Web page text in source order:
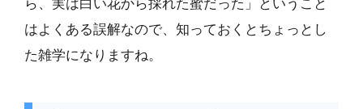
ら、実は白い花から採れた蜜だった」ということ
はよくある誤解なので、知っておくとちょっとし
た雑学になりますね。